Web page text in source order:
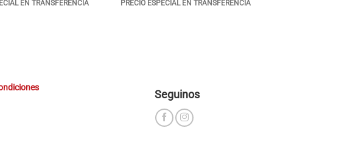
EN TRANSFERENCIA PRECIO ESPECIAL EN TRANSFERENCIA
Seguinos